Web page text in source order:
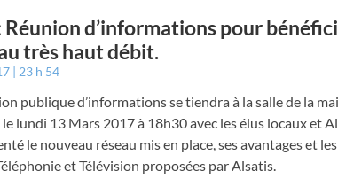
Réunion d’informations pour
très haut débit.
23 h 54
publique d’informations se tiendra à la salle de la
lundi 13 Mars 2017 à 18h30 avec les élus locaux et
le nouveau réseau mis en place, ses avantages et
et Télévision proposées par Alsatis.